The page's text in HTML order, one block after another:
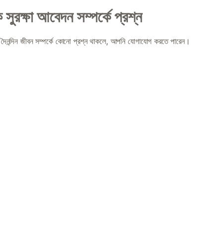
আবেদন সম্পর্কে প্রশ্ন
জীবন সম্পর্কে কোনো প্রশ্ন থাকলে, আপনি যোগাযোগ করতে পারেন।